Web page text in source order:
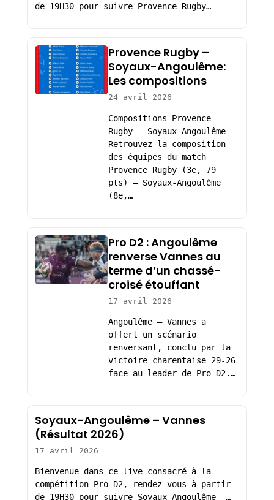
de 19H30 pour suivre Provence Rugby…
Provence Rugby –
Soyaux-Angoulême:
Les compositions
24 avril 2026
Compositions Provence
Rugby – Soyaux-Angoulême
Retrouvez la composition
des équipes du match
Provence Rugby (3e, 79
pts) – Soyaux-Angoulême
(8e,…
Pro D2 : Angoulême
renverse Vannes au
terme d’un chassé-
croisé étouffant
17 avril 2026
Angoulême – Vannes a
offert un scénario
renversant, conclu par la
victoire charentaise 29-26
face au leader de Pro D2.…
Soyaux-Angoulême – Vannes
(Résultat 2026)
17 avril 2026
Bienvenue dans ce live consacré à la
compétition Pro D2, rendez vous à partir
de 19H30 pour suivre Soyaux-Angoulême –…